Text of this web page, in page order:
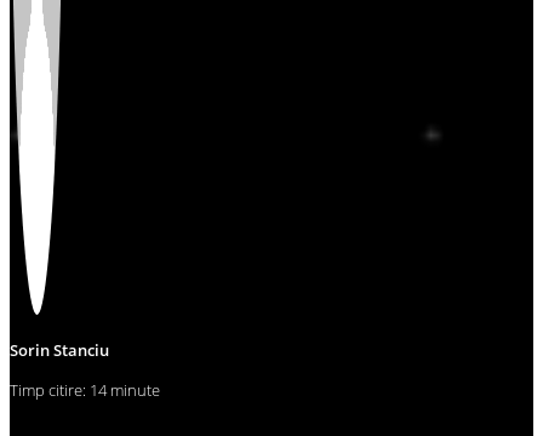
Sorin Stanciu
Timp citire: 14 minute